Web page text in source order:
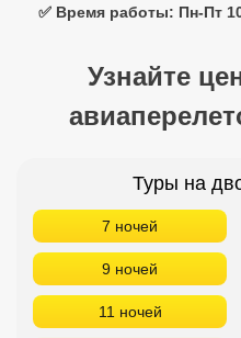
✅ Время работы: Пн-Пт
Узнайте
Туры на
7 ночей
9 ночей
11 ночей
Сетевые отели Сейшел